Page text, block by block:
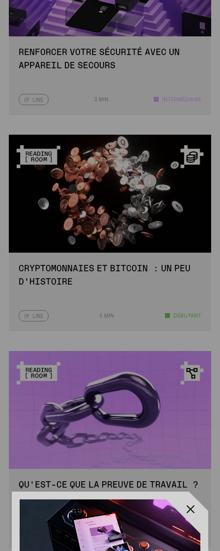
RENFORCER VOTRE SÉCURITÉ AVEC UN
APPAREIL DE SECOURS
LIRE 3 MIN INTERMÉDIAIRE
CRYPTOMONNAIES ET BITCOIN : UN PEU
D’HISTOIRE
LIRE 5 MIN DÉBUTANT
QU’EST-CE QUE LA PREUVE DE TRAVAIL ?
4 MIN INTERMÉDIAIRE